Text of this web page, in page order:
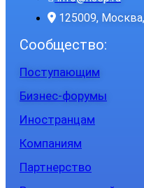
125009,
Сообщество:
Поступающим
Бизнес-форумы
Иностранцам
Компаниям
Партнерство